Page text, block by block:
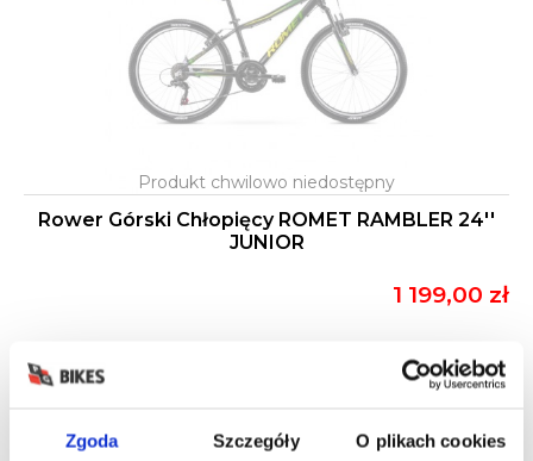
Zgoda Szczegóły O plikach cookies
Rower Górski Chłopięcy ROMET RAMBLER 24''
JUNIOR
1 199,00 zł
WYPRZEDAŻ!